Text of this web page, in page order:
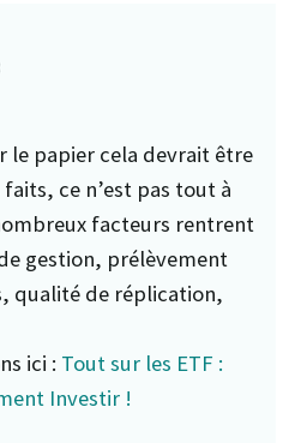
le papier cela devrait être
ce n’est pas tout à
facteurs rentrent
gestion, prélèvement
qualité de réplication,
ici : Tout sur les ETF :
Investir !